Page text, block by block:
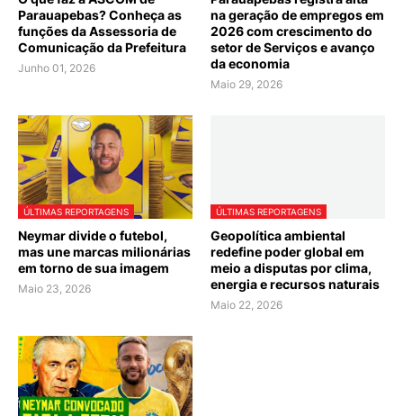
Parauapebas? Conheça as
funções da Assessoria de
Comunicação da Prefeitura
Junho 01, 2026
na geração de empregos em
2026 com crescimento do
setor de Serviços e avanço
da economia
Maio 29, 2026
ÚLTIMAS REPORTAGENS
Neymar divide o futebol,
mas une marcas milionárias
em torno de sua imagem
Maio 23, 2026
ÚLTIMAS REPORTAGENS
Geopolítica ambiental
redefine poder global em
meio a disputas por clima,
energia e recursos naturais
Maio 22, 2026